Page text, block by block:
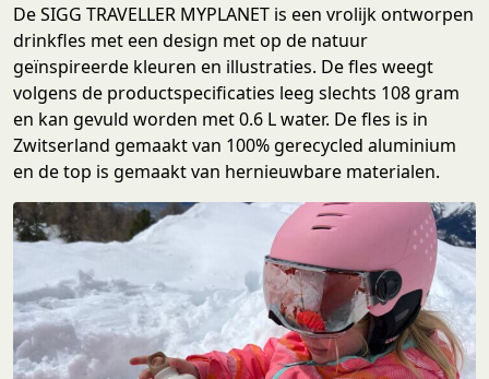
De SIGG TRAVELLER MYPLANET is een vrolijk ontworpen
drinkfles met een design met op de natuur
geïnspireerde kleuren en illustraties. De fles weegt
volgens de productspecificaties leeg slechts 108 gram
en kan gevuld worden met 0.6 L water. De fles is in
Zwitserland gemaakt van 100% gerecycled aluminium
en de top is gemaakt van hernieuwbare materialen.